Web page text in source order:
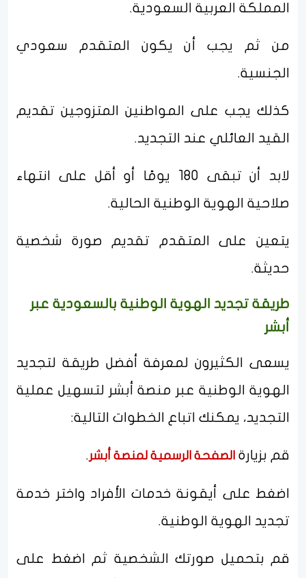
المملكة العربية السعودية.
من ثم يجب أن يكون المتقدم سعودي
الجنسية.
كذلك يجب على المواطنين المتزوجين تقديم
القيد العائلي عند التجديد.
لابد أن تبقى 180 يومًا أو أقل على انتهاء
صلاحية الهوية الوطنية الحالية.
يتعين على المتقدم تقديم صورة شخصية
حديثة.
طريقة تجديد الهوية الوطنية بالسعودية عبر
أبشر
يسعى الكثيرون لمعرفة أفضل طريقة لتجديد
الهوية الوطنية عبر منصة أبشر لتسهيل عملية
التجديد، يمكنك اتباع الخطوات التالية:
قم بزيارة الصفحة الرسمية لمنصة أبشر .
اضغط على أيقونة خدمات الأفراد واختر خدمة
تجديد الهوية الوطنية.
قم بتحميل صورتك الشخصية ثم اضغط على